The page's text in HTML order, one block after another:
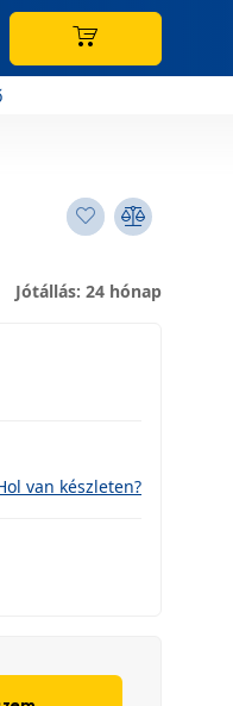
Jótállás: 24 hónap
van készleten?